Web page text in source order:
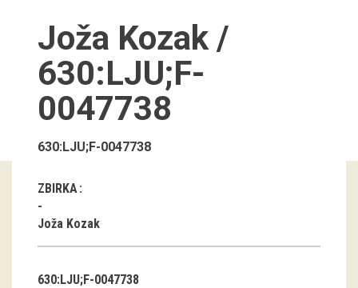
Stalne razstave
Občasne razstave
Gostovanja
E-razstave
Virtualni sprehodi
Razstavni projekti
Napovednik
Arhiv razstav
Joža Kozak /
630:LJU;F-
0047738
630:LJU;F-0047738
ZBIRKA
Joža Kozak
630:LJU;F-0047738